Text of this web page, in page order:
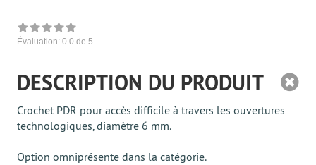
Évaluation: 0.0 de 5
DESCRIPTION DU PRODUIT
Crochet PDR pour accès difficile à travers les ouvertures
technologiques, diamètre 6 mm.
Option omniprésente dans la catégorie.